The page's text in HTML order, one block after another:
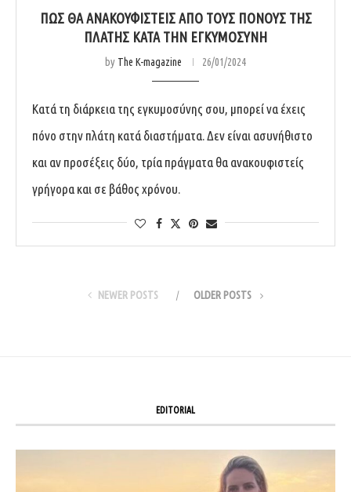
ΠΩΣ ΘΑ ΑΝΑΚΟΥΦΙΣΤΕΙΣ ΑΠΟ ΤΟΥΣ ΠΟΝΟΥΣ ΤΗΣ
ΠΛΑΤΗΣ ΚΑΤΑ ΤΗΝ ΕΓΚΥΜΟΣΥΝΗ
by The K-magazine 26/01/2024
Κατά τη διάρκεια της εγκυμοσύνης σου, μπορεί να έχεις
πόνο στην πλάτη κατά διαστήματα. Δεν είναι ασυνήθιστο
και αν προσέξεις δύο, τρία πράγματα θα ανακουφιστείς
γρήγορα και σε βάθος χρόνου.
NEWER POSTS OLDER POSTS
EDITORIAL